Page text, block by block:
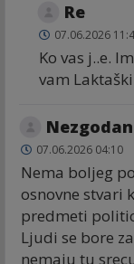
Re
07.06.2026
Ko vas j..e.
vam
Nezgodan
07.06.2026 04:10
Nema boljeg
osnovne stvari
predmeti
Ljudi se bore
nemaju tu